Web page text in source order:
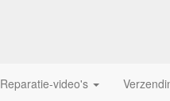
Reparatie-video's